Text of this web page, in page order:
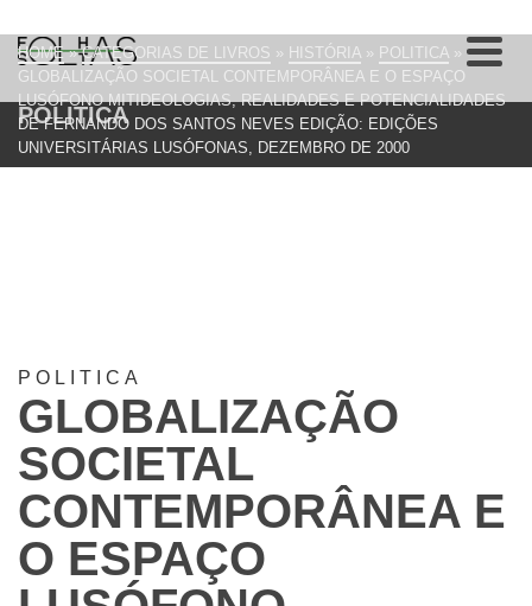
POLITICA
HOME » CATEGORIAS DE LIVROS » HISTÓRIA » POLITICA »
GLOBALIZAÇÃO SOCIETAL CONTEMPORÂNEA E O ESPAÇO
LUSÓFONO MITIDEOLOGIAS, REALIDADES E POTENCIALIDADES
DE FERNANDO DOS SANTOS NEVES EDIÇÃO: EDIÇÕES
UNIVERSITÁRIAS LUSÓFONAS, DEZEMBRO DE 2000
POLITICA
GLOBALIZAÇÃO
SOCIETAL
CONTEMPORÂNEA E
O ESPAÇO